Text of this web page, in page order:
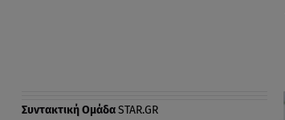
Συντακτική ΟμάδαSTAR.GR